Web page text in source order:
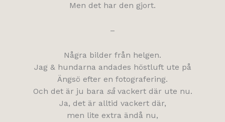
Men det har den gjort.
–
Några bilder från helgen.
Jag & hundarna andades höstluft ute på
Ängsö efter en fotografering.
Och det är ju bara såvackert där ute nu.
Ja, det är alltid vackert där,
men lite extra ändå nu,